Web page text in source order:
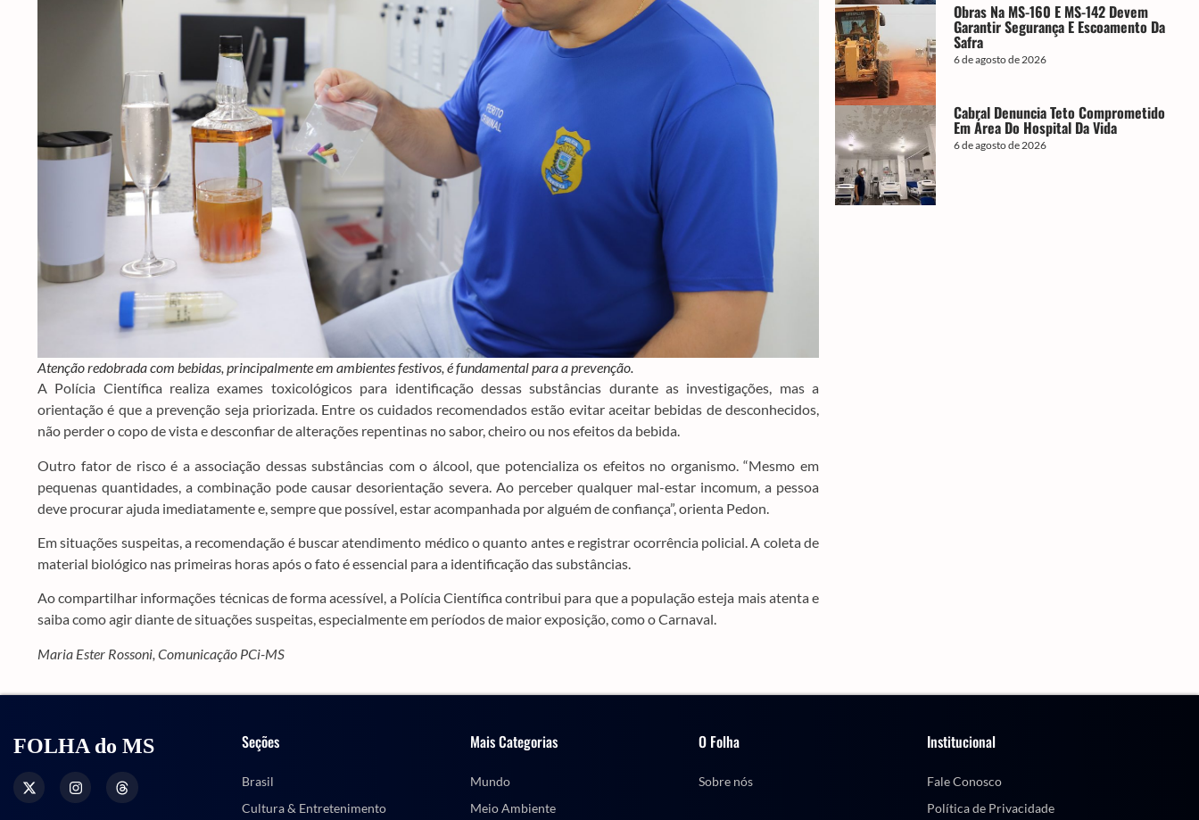
Atenção redobrada com bebidas, principalmente em ambientes festivos, é fundamental para a prevenção.
A Polícia Científica realiza exames toxicológicos para identificação dessas substâncias durante as investigações, mas a
orientação é que a prevenção seja priorizada. Entre os cuidados recomendados estão evitar aceitar bebidas de desconhecidos,
não perder o copo de vista e desconfiar de alterações repentinas no sabor, cheiro ou nos efeitos da bebida.
Outro fator de risco é a associação dessas substâncias com o álcool, que potencializa os efeitos no organismo. “Mesmo em
pequenas quantidades, a combinação pode causar desorientação severa. Ao perceber qualquer mal-estar incomum, a pessoa
deve procurar ajuda imediatamente e, sempre que possível, estar acompanhada por alguém de confiança”, orienta Pedon.
Em situações suspeitas, a recomendação é buscar atendimento médico o quanto antes e registrar ocorrência policial. A coleta de
material biológico nas primeiras horas após o fato é essencial para a identificação das substâncias.
Ao compartilhar informações técnicas de forma acessível, a Polícia Científica contribui para que a população esteja mais atenta e
saiba como agir diante de situações suspeitas, especialmente em períodos de maior exposição, como o Carnaval.
Maria Ester Rossoni, Comunicação PCi-MS
Obras Na MS-160 E MS-142 Devem
Garantir Segurança E Escoamento Da
Safra
6 de agosto de 2026
Cabral Denuncia Teto Comprometido
Em Área Do Hospital Da Vida
6 de agosto de 2026
FOLHA do MS Seções
Brasil
Cultura & Entretenimento
Mais Categorias
Mundo
Meio Ambiente
O Folha
Sobre nós
Institucional
Fale Conosco
Política de Privacidade